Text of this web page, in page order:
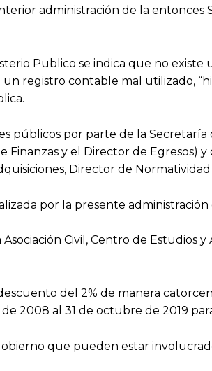
administración de la entonces
Publico se indica que no existe
registro contable mal utilizado,
públicos por parte de la Secretaría
y el Director de Egresos) y
Director de
por la presente administración
Civil, Centro de Estudios y
del 2% de manera
2008 al 31 de octubre de 2019
que pueden estar